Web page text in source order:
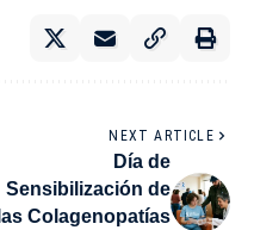
NEXT ARTICLE
Día de
Sensibilización de
las Colagenopatías